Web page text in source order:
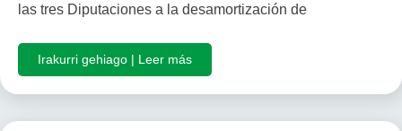
las tres Diputaciones a la desamortización de
Irakurri gehiago | Leer más